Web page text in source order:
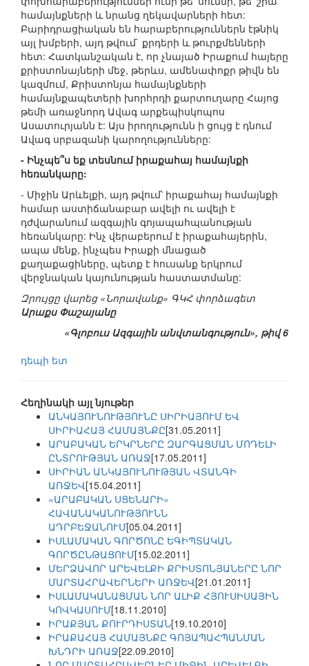
համայնքների և նրանց ղեկավարների հետ:
Բարիդրացիական են հարաբերություններն էթնիկ
այլ խմբերի, այդ թվում` քրդերի և թուրքմենների
հետ: Հատկանշական է, որ չնայած Իրաքում հայերը
քրիստոնայների մեջ, թերևս, ամենափոքր թիվն են
կազմում, Քրիստոնյա համայնքների
համայնքապետերի խորհրդի քարտուղարը Հայոց
թեմի առաջնորդ Ավագ արքեպիսկոպոս
Ասատուրյանն է: Այս իրողությունն ի ցույց է դնում
Ավագ սրբազանի կարողությունները:
- Ինչպե՞ս եք տեսնում իրաքահայ համայնքի
հեռանկարը:
- Միջին Արևելքի, այդ թվում՝ իրաքահայ համայնքի
համար աստիճանաբար ավելի ու ավելի է
դժվարանում ազգային գոյապահպանության
հեռանկարը: Ինչ վերաբերում է իրաքահայերին,
ապա մենք, ինչպես Իրաքի մնացած
քաղաքացիները, պետք է հուսանք երկրում
վերջնական կայունության հաստատմանը:
Զրույցը վարեց «Նորավանք» ԳԿՀ փորձագետ
Արաքս Փաշայանը
«Գլոբուս Ազգային անվտանգություն», թիվ 6
դեպի ետ
Հեղինակի այլ նյութեր
ԱՆԿԱՅՈՒՆՈՒԹՅՈՒՆԸ ՍԻՐԻԱՅՈՒՄ ԵՎ
ՍԻՐԻԱՀԱՅ ՀԱՄԱՅՆՔԸ[31.05.2011]
ԱՐԱԲԱԿԱՆ ԵՐԿՐՆԵՐԸ ԶԱՐԳԱՑՄԱՆ ՄՈԴԵԼԻ
ԸՆՏՐՈՒԹՅԱՆ ԱՌԱՋ[17.05.2011]
ՍԻՐԻԱՆ ԱՆԿԱՅՈՒՆՈՒԹՅԱՆ ՎՏԱՆԳԻ
ԱՌՋԵՎ[15.04.2011]
«ԱՐԱԲԱԿԱՆ ՍՑԵՆԱՐԻ»
ՀԱՎԱՆԱԿԱՆՈՒԹՅՈՒՆՆ
ԱԴՐԲԵՋԱՆՈՒՄ[05.04.2011]
ԻՍԼԱՄԱԿԱՆ ԳՈՐԾՈՆԸ ԵԳԻՊՏԱԿԱՆ
ԳՈՐԾԸՆԹԱՑՈՒՄ[15.02.2011]
ՄԵՐՁԱՎՈՐ ԱՐԵՎԵԼՔԻ ՔՐԻՍՏՈՆՅԱՆԵՐԸ ՆՈՐ
ՄԱՐՏԱՀՐԱՎԵՐՆԵՐԻ ԱՌՋԵՎ[21.01.2011]
ԻՍԼԱՄԱԿԱՆԱՑՄԱՆ ՆՈՐ ԱԼԻՔ ՀՅՈՒՍԻՍԱՅԻՆ
ԿՈՎԿԱՍՈՒՄ[18.11.2010]
ԻՐԱՔՅԱՆ ՔՈՒՐԴԻՍՏԱՆ[19.10.2010]
ԻՐԱՔԱՀԱՅ ՀԱՄԱՅՆՔԸ ԳՈՅԱՊԱՀՊԱՆՄԱՆ
ԽՆԴՐԻ ԱՌԱՋ[22.09.2010]